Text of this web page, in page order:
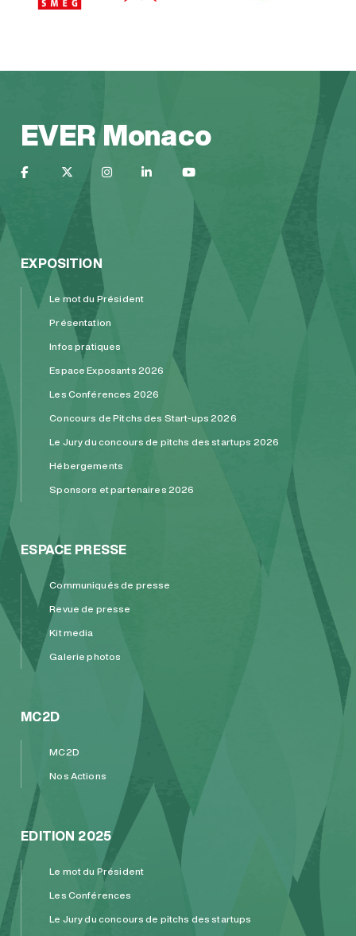
EVER Monaco
EXPOSITION
Le mot du Président
Présentation
Infos pratiques
Espace Exposants 2026
Les Conférences 2026
Concours de Pitchs des Start-ups 2026
Le Jury du concours de pitchs des startups 2026
Hébergements
Sponsors et partenaires 2026
ESPACE PRESSE
Communiqués de presse
Revue de presse
Kit media
Galerie photos
MC2D
MC2D
Nos Actions
EDITION 2025
Le mot du Président
Les Conférences
Le Jury du concours de pitchs des startups